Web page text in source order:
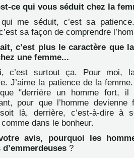
ce qui vous séduit chez la
me séduit, c’est sa
sa façon de comprendre
c’est plus le caractère que
une femme...
c’est surtout ça. Pour moi,
J’aime la patience de la
"derrière un homme fort, il
pour que l’homme
là, derrière, c’est-à-dire à
dans le bonheur.
avis, pourquoi les
?